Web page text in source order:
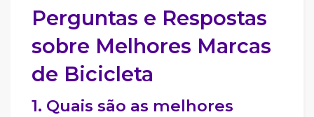
Perguntas e Respostas
sobre Melhores Marcas
de Bicicleta
1. Quais são as melhores